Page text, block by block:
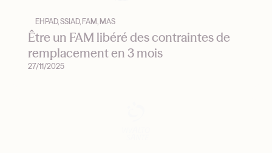
EHPAD, SSIAD, FAM, MAS
Être un FAM libéré des contraintes de
remplacement en 3 mois
27/11/2025